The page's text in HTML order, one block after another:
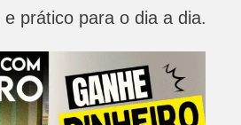
e prático para o dia a dia.